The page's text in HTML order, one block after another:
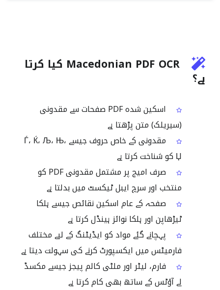
Macedonian PDF OCR کیا کرتا
ہے؟
اسکین شدہ PDF صفحات سے مقدونی
(سیریلک) متن پڑھتا ہے
مقدونی کے خاص حروف جیسے Ѓ، Ќ، Љ، Њ،
Џ کو شناخت کرتا ہے
صرف امیج پر مشتمل مقدونی PDF کو
منتخب اور سرچ ایبل ٹیکسٹ میں بدلتا ہے
صفحہ کے عام اسکین نقائص جیسے ہلکا
ٹیڑھاپن اور ہلکا نوائز ہینڈل کرتا ہے
پہچانے گئے مواد کو ایڈیٹنگ کے لیے مختلف
فارمیٹس میں ایکسپورٹ کرنے کی سہولت دیتا ہے
فارم، لیٹر اور ملٹی کالم پیجز جیسے مکسڈ
لے آؤٹس کے ساتھ بھی کام کرتا ہے